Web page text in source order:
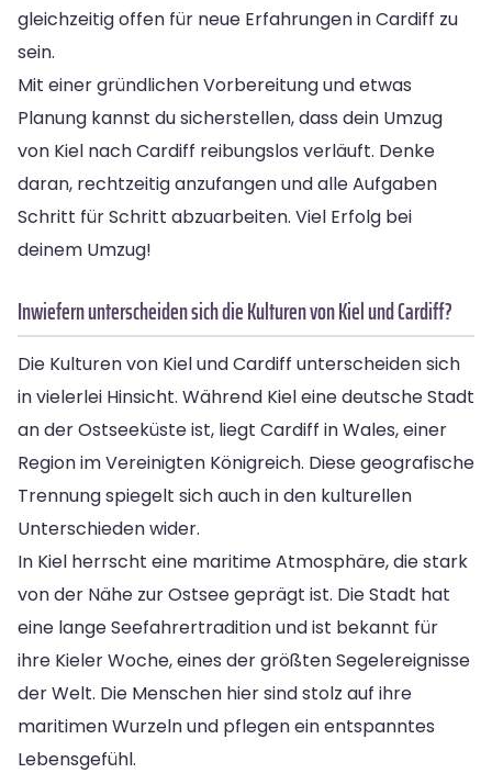
gleichzeitig offen für neue Erfahrungen in Cardiff zu
sein.
Mit einer gründlichen Vorbereitung und etwas
Planung kannst du sicherstellen, dass dein Umzug
von Kiel nach Cardiff reibungslos verläuft. Denke
daran, rechtzeitig anzufangen und alle Aufgaben
Schritt für Schritt abzuarbeiten. Viel Erfolg bei
deinem Umzug!
Inwiefern unterscheiden sich die Kulturen von Kiel und Cardiff?
Die Kulturen von Kiel und Cardiff unterscheiden sich
in vielerlei Hinsicht. Während Kiel eine deutsche Stadt
an der Ostseeküste ist, liegt Cardiff in Wales, einer
Region im Vereinigten Königreich. Diese geografische
Trennung spiegelt sich auch in den kulturellen
Unterschieden wider.
In Kiel herrscht eine maritime Atmosphäre, die stark
von der Nähe zur Ostsee geprägt ist. Die Stadt hat
eine lange Seefahrertradition und ist bekannt für
ihre Kieler Woche, eines der größten Segelereignisse
der Welt. Die Menschen hier sind stolz auf ihre
maritimen Wurzeln und pflegen ein entspanntes
Lebensgefühl.